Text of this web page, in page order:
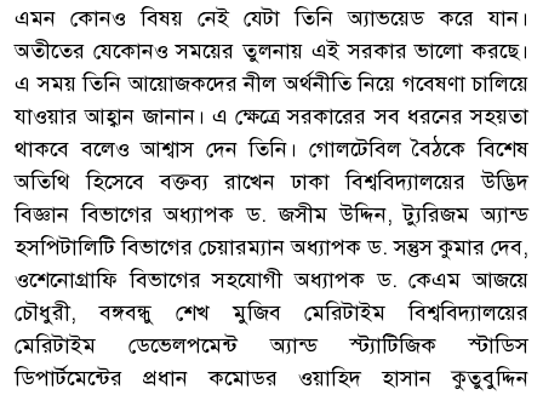
এমন কোনও বিষয় নেই যেটা তিনি অ্যাভয়েড করে যান।
অতীতের যেকোনও সময়ের তুলনায় এই সরকার ভালো করছে।
এ সময় তিনি আয়োজকদের নীল অর্থনীতি নিয়ে গবেষণা চালিয়ে
যাওয়ার আহ্বান জানান। এ ক্ষেত্রে সরকারের সব ধরনের সহয়তা
থাকবে বলেও আশ্বাস দেন তিনি। গোলটেবিল বৈঠকে বিশেষ
অতিথি হিসেবে বক্তব্য রাখেন ঢাকা বিশ্ববিদ্যালয়ের উদ্ভিদ
বিজ্ঞান বিভাগের অধ্যাপক ড. জসীম উদ্দিন, ট্যুরিজম অ্যান্ড
হসপিটালিটি বিভাগের চেয়ারম্যান অধ্যাপক ড. সন্তুস কুমার দেব,
ওশেনোগ্রাফি বিভাগের সহযোগী অধ্যাপক ড. কেএম আজয়ে
চৌধুরী, বঙ্গবন্ধু শেখ মুজিব মেরিটাইম বিশ্ববিদ্যালয়ের
মেরিটাইম ডেভেলপমেন্ট অ্যান্ড স্ট্যাটিজিক স্টাডিস
ডিপার্টমেন্টের প্রধান কমোডর ওয়াহিদ হাসান কুতুবুদ্দিন